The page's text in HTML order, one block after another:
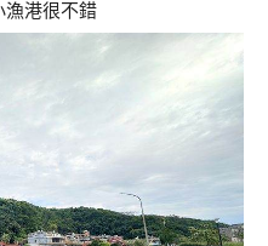
漁港很不錯